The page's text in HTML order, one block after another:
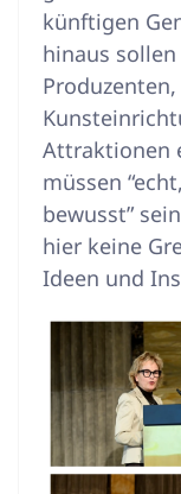
künftigen
hinaus
Attraktionen
müssen
bewusst”
hier keine
Ideen und